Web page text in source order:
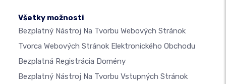
Všetky možnosti
Bezplatný Nástroj Na Tvorbu Webových Stránok
Tvorca Webových Stránok Elektronického Obchodu
Bezplatná Registrácia Domény
Bezplatný Nástroj Na Tvorbu Vstupných Stránok